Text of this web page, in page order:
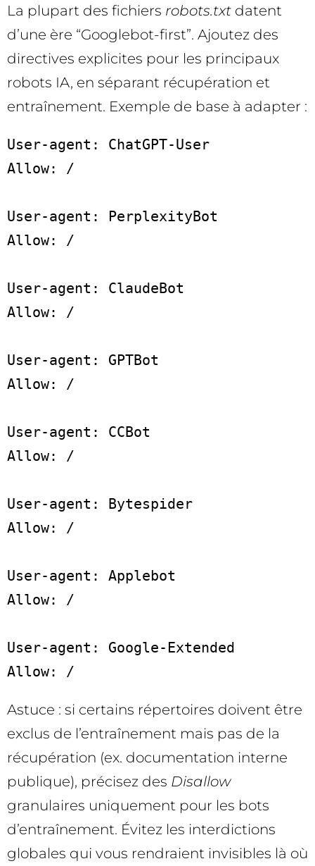
La plupart des fichiers robots.txt datent
d’une ère “Googlebot-first”. Ajoutez des
directives explicites pour les principaux
robots IA, en séparant récupération et
entraînement. Exemple de base à adapter :
User-agent: ChatGPT-User
Allow: /
User-agent: PerplexityBot
Allow: /
User-agent: ClaudeBot
Allow: /
User-agent: GPTBot
Allow: /
User-agent: CCBot
Allow: /
User-agent: Bytespider
Allow: /
User-agent: Applebot
Allow: /
User-agent: Google-Extended
Astuce : si certains répertoires doivent être
exclus de l’entraînement mais pas de la
récupération (ex. documentation interne
publique), précisez des Disallow
granulaires uniquement pour les bots
d’entraînement. Évitez les interdictions
globales qui vous rendraient invisibles là où